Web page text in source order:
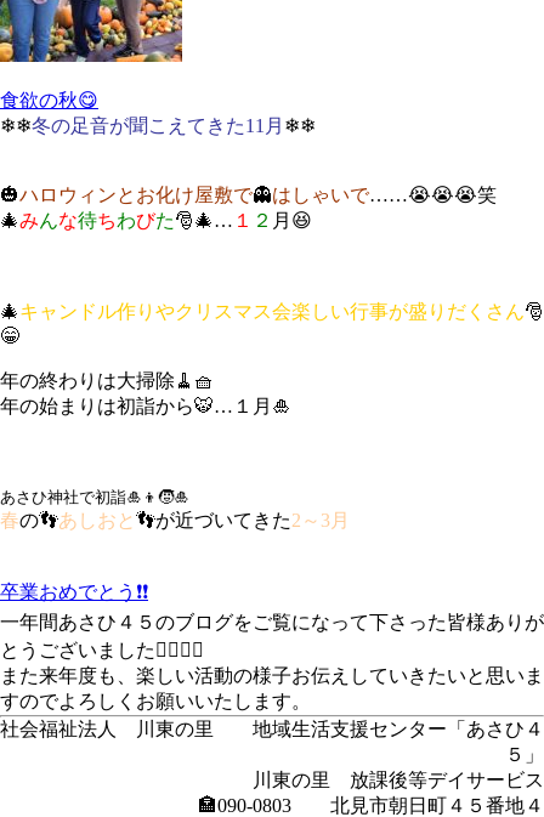
食欲の秋😋
❄❄冬の足音が聞こえてきた11月 ❄❄
🎃ハロウィンとお化け屋敷で👻はしゃいで……😭😭😭笑
🎄みんな待ちわびた🎅🎄… １ ２ 月😆
🎄キャンドル作りやクリスマス会楽しい行事が盛りだくさん🎅
😁
年の終わりは大掃除🧹🧺
年の始まりは初詣から🐯…１月🎍
あさひ神社で初詣🎍👦🧒🎍
春の👣あしおと 👣が近づいてきた2～3月
卒業おめでとう❗❗
一年間あさひ４５のブログをご覧になって下さった皆様ありが
とうございました🙇‍♂️🙇‍♂️
また来年度も、楽しい活動の様子お伝えしていきたいと思いま
すのでよろしくお願いいたします。
社会福祉法人 川東の里 地域生活支援センター「あさひ４
５」
川東の里 放課後等デイサービス
🏣090-0803 北見市朝日町４５番地４